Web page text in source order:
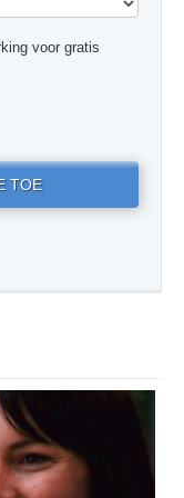
voor gratis
TOE